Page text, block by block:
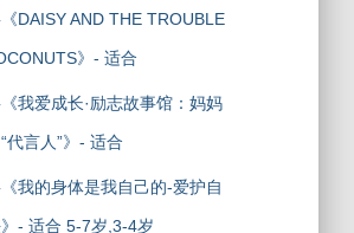
DAISY AND THE TROUBLE
》- 适合
我爱成长·励志故事馆：妈妈
代言人”》- 适合
我的身体是我自己的-爱护自
- 适合 5-7岁,3-4岁